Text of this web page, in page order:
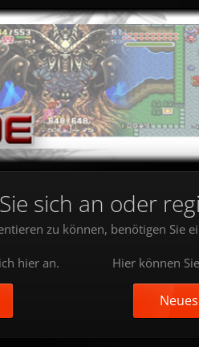
sich an oder
zu können, benötigen Sie
hier an. Hier können